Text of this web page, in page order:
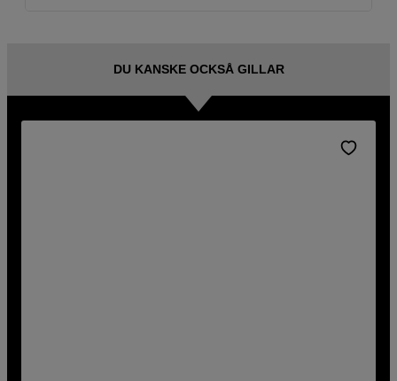
DU KANSKE OCKSÅ GILLAR